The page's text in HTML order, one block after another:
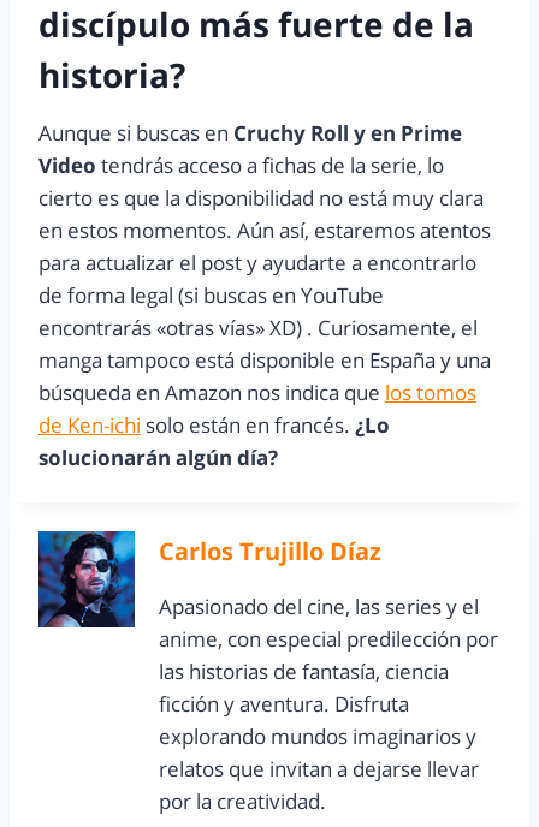
discípulo más fuerte de la
historia?
Aunque si buscas en Cruchy Roll y en Prime
Video tendrás acceso a fichas de la serie, lo
cierto es que la disponibilidad no está muy clara
en estos momentos. Aún así, estaremos atentos
para actualizar el post y ayudarte a encontrarlo
de forma legal (si buscas en YouTube
encontrarás «otras vías» XD) . Curiosamente, el
manga tampoco está disponible en España y una
búsqueda en Amazon nos indica que los tomos
de Ken-ichi solo están en francés. ¿Lo
solucionarán algún día?
Carlos Trujillo Díaz
Apasionado del cine, las series y el
anime, con especial predilección por
las historias de fantasía, ciencia
ficción y aventura. Disfruta
explorando mundos imaginarios y
relatos que invitan a dejarse llevar
por la creatividad.